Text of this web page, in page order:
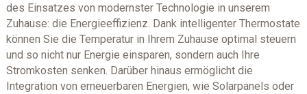
des Einsatzes von modernster Technologie in unserem
Zuhause: die Energieeffizienz. Dank intelligenter Thermostate
können Sie die Temperatur in Ihrem Zuhause optimal steuern
und so nicht nur Energie einsparen, sondern auch Ihre
Stromkosten senken. Darüber hinaus ermöglicht die
Integration von erneuerbaren Energien, wie Solarpanels oder